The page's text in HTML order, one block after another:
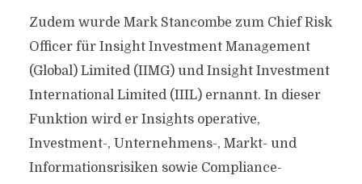
Zudem wurde Mark Stancombe zum Chief Risk
Officer für Insight Investment Management
(Global) Limited (IIMG) und Insight Investment
International Limited (IIIL) ernannt. In dieser
Funktion wird er Insights operative,
Investment-, Unternehmens-, Markt- und
Informationsrisiken sowie Compliance-